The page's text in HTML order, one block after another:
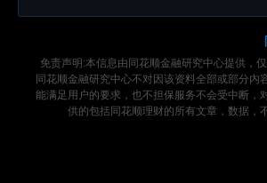
免责声明:本信息由同花顺金融研究中心提供，
同花顺金融研究中心不对因该资料全部或部分
能满足用户的要求，也不担保服务不会受中断
供的包括同花顺理财的所有文章，数据，